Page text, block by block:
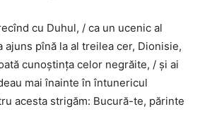
cu Duhul, / ca un ucenic al
ajuns pînă la al treilea cer, Dionisie,
cunoștința celor negrăite, / și ai
mai înainte în întunericul
acesta strigăm: Bucură-te, părinte